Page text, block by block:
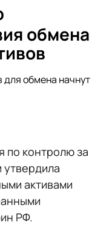
обмена
для обмена начнут
по контролю за
активами
РФ.